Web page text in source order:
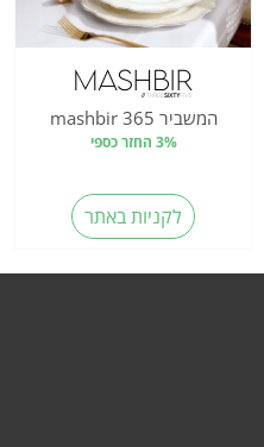
המשביר 365 mashbir
3% החזר כספי
לקניות באתר